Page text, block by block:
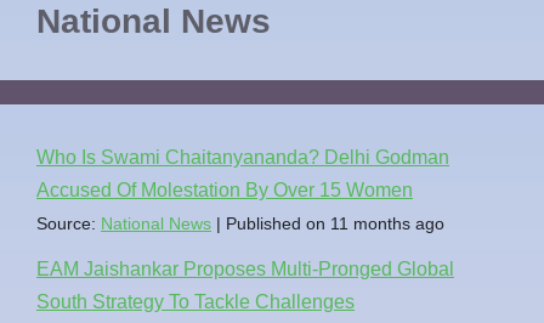
National News
Who Is Swami Chaitanyananda? Delhi Godman
Accused Of Molestation By Over 15 Women
Source: National News Published on 11 months ago
EAM Jaishankar Proposes Multi-Pronged Global
South Strategy To Tackle Challenges